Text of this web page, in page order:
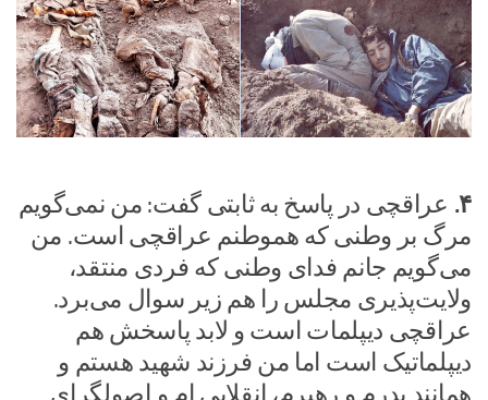
۴. عراقچی در پاسخ به ثابتی گفت: من نمی‌گویم
مرگ بر وطنی که هموطنم عراقچی است. من
می‌گویم جانم فدای وطنی که فردی منتقد،
ولایت‌پذیری مجلس را هم زیر سوال می‌برد.
عراقچی دیپلمات است و لابد پاسخش هم
دیپلماتیک است اما من فرزند شهید هستم و